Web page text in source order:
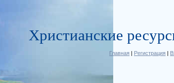
Христианские
Главная | Регистрация |